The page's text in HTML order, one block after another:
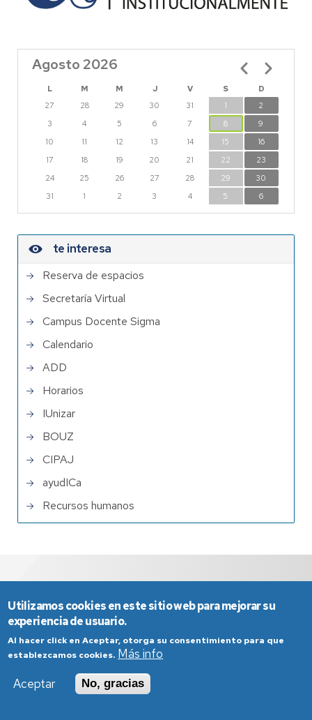
Agosto 2026
L M M J V S
D
27
28 29 30 31 1
2
3
4 5 6 7 8
9
10
11 12 13 14 15
16
17
18 19 20 21 22
23
24
25 26 27 28 29
30
31
1 2 3 4 5 6
Paginación
te interesa
Reserva de espacios
Secretaría Virtual
Campus Docente Sigma
Calendario
ADD
Horarios
IUnizar
BOUZ
CIPAJ
ayudICa
Recursos humanos
C/ Pedro Cerbuna, 12 - 50009 Zaragoza
seccienz@unizar.es
Utilizamos cookies en este sitio web para mejorar su
experiencia de usuario.
Al hacer click en Aceptar, otorga su consentimiento para que
establezcamos cookies. Más info
Aceptar
No, gracias